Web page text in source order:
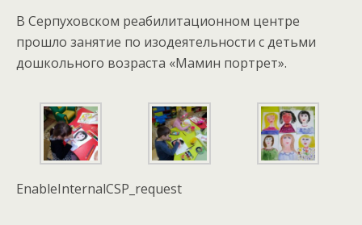
В Серпуховском реабилитационном центре
прошло занятие по изодеятельности с детьми
дошкольного возраста «Мамин портрет».
EnableInternalCSP_request